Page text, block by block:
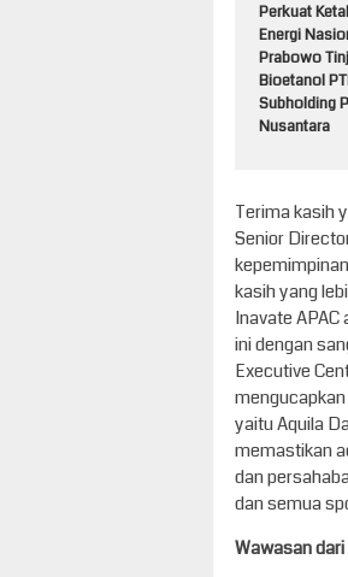
Perkuat
Energi
Prabowo
Bioetanol
Subholding
Nusantara
Terima kasih
Senior
kasih yang
Inavate
ini dengan
Executive
yaitu Aquila
memastikan
dan
dan semua
Wawasan